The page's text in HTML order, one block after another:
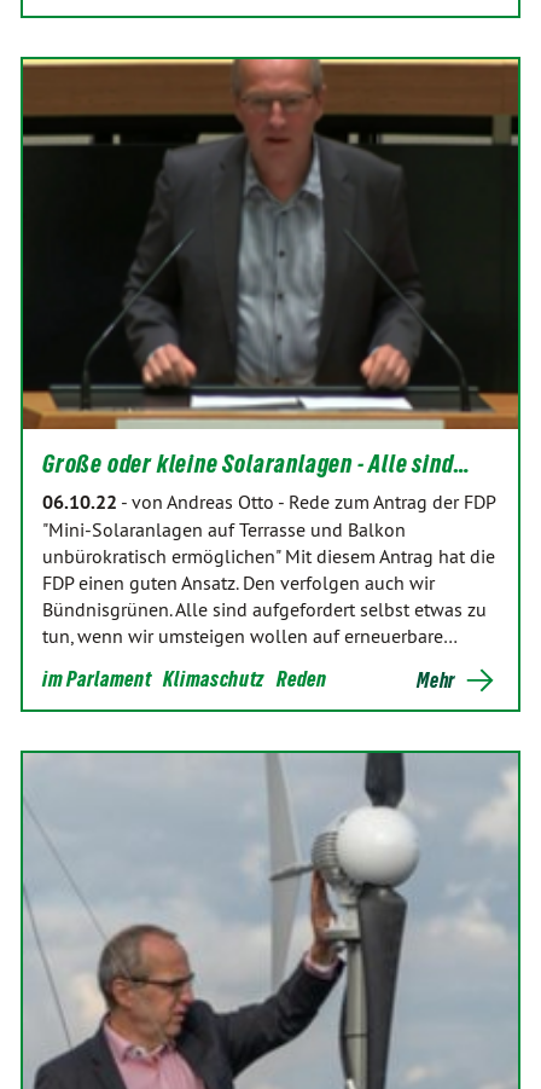
Große oder kleine Solaranlagen - Alle sind…
06.10.22 - von Andreas Otto - Rede zum Antrag der FDP
"Mini-Solaranlagen auf Terrasse und Balkon
unbürokratisch ermöglichen" Mit diesem Antrag hat die
FDP einen guten Ansatz. Den verfolgen auch wir
Bündnisgrünen. Alle sind aufgefordert selbst etwas zu
tun, wenn wir umsteigen wollen auf erneuerbare…
im Parlament Klimaschutz Reden Mehr